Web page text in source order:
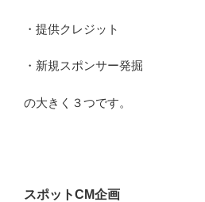
・提供クレジット
・新規スポンサー発掘
の大きく３つです。
スポットCM企画